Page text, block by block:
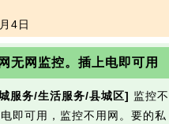
4日
无网监控。插上电即可用
服务/生活服务/县城区] 监控不
即可用，监控不用网。要的私